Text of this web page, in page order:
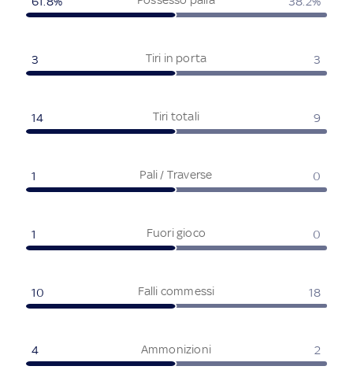
Tiri in porta
3 3
Tiri totali
14 9
Pali / Traverse
1 0
Fuori gioco
1 0
Falli commessi
10 18
Ammonizioni
4 2